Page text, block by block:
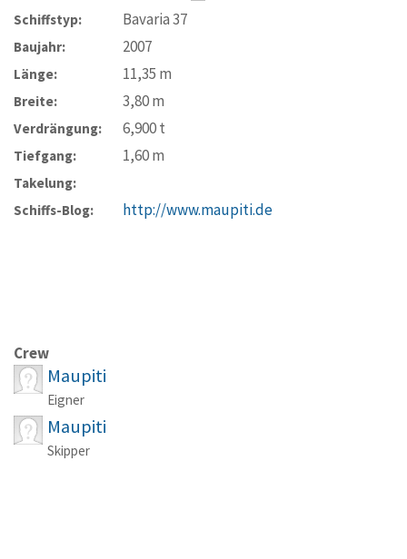
Schiffstyp: Bavaria 37
Baujahr: 2007
Länge: 11,35 m
Breite: 3,80m
Verdrängung: 6,900t
Tiefgang: 1,60m
Takelung:
Schiffs-Blog:
http://www.maupiti.de
Crew
Maupiti
Eigner
Maupiti
Skipper